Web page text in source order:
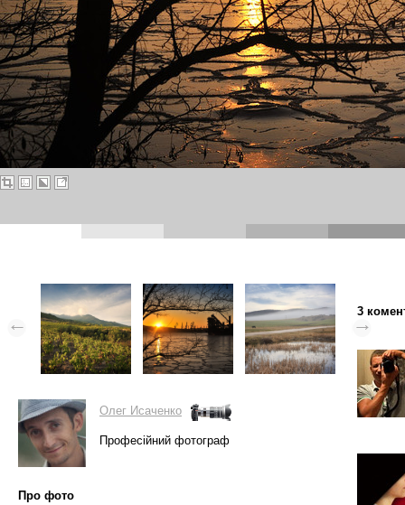
Олег Исаченко
Професійний фотограф
Про фото
3